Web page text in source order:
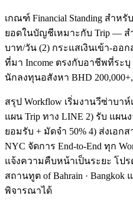
เกณฑ์ Financial Standing สำห
ยอดในบัญชีเหมาะกับ Trip — ส
บาท/วัน (2) กระแสเงินเข้า-ออ
ที่มา Income ตรงกับอาชีพที่ระบุ
นักลงทุนอสังหา BHD 200,000+,
สรุป Workflow เริ่มงานวีซ่าบา
แผน Trip ทาง LINE 2) รับ แผน
ยอมรับ + มัดจำ 50% 4) ส่งเอก
NYC จัดการ End-to-End ทุก
แจ้งความคืบหน้าเป็นระยะ โป
สถานทูต of Bahrain · Bangkok
พิจารณาได้